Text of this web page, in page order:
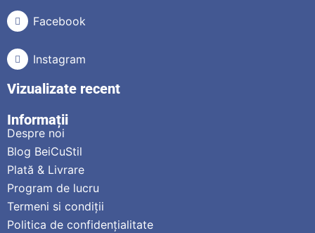
Facebook
Instagram
Vizualizate recent
Informații
Despre noi
Blog BeiCuStil
Plată & Livrare
Program de lucru
Termeni si condiții
Politica de confidențialitate